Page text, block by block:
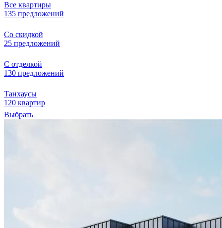
Все квартиры
135 предложений
Со скидкой
25 предложений
С отделкой
130 предложений
Танхаусы
120 квартир
Выбрать